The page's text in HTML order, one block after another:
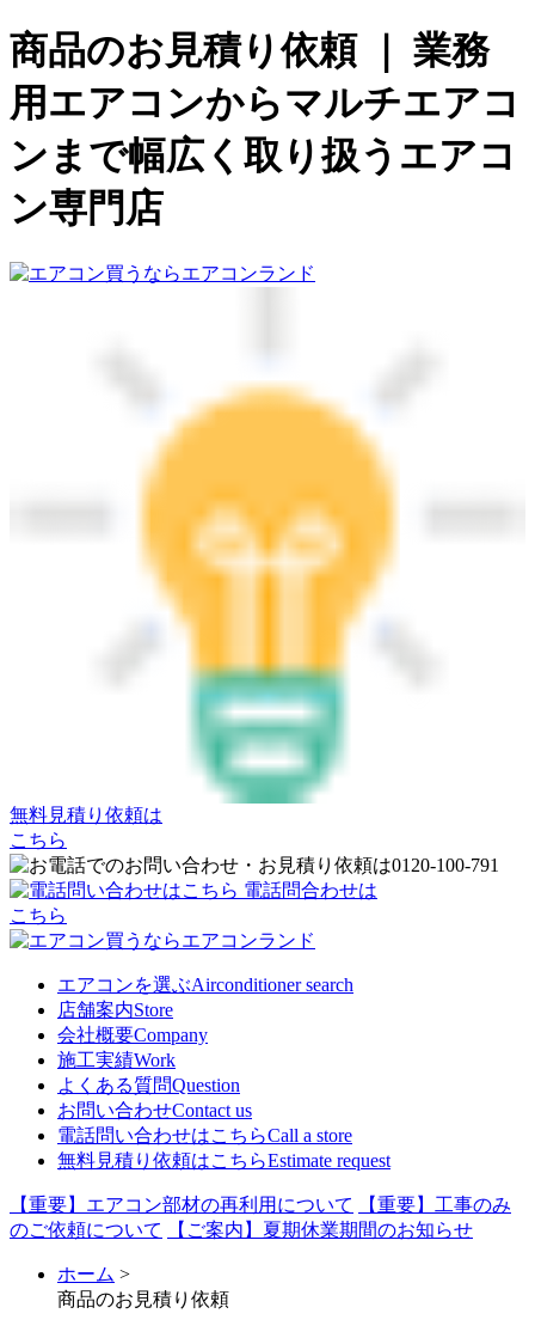
商品のお見積り依頼 ｜ 業務
用エアコンからマルチエアコ
ンまで幅広く取り扱うエアコ
ン専門店
無料見積り依頼は
こちら
電話問合わせは
こちら
エアコンを選ぶAirconditioner search
店舗案内Store
会社概要Company
施工実績Work
よくある質問Question
お問い合わせContact us
電話問い合わせはこちらCall a store
無料見積り依頼はこちらEstimate request
【重要】エアコン部材の再利用について
【重要】工事のみ
のご依頼について
【ご案内】夏期休業期間のお知らせ
ホーム >
商品のお見積り依頼